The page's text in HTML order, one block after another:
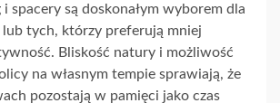
spacery są doskonałym wyborem dla
lub tych, którzy preferują mniej
Bliskość natury i możliwość
na własnym tempie sprawiają, że
pozostają w pamięci jako czas